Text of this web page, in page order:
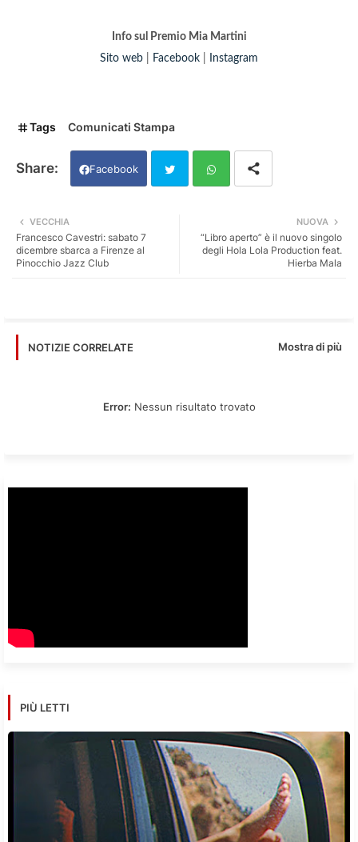
Info sul Premio Mia Martini
Sito web
Facebook Instagram
Tags Comunicati Stampa
Facebook
ats
NUOVA
“Libro aperto” è il nuovo singolo
degli Hola Lola Production feat.
Hierba Mala
VECCHIA
Francesco Cavestri: sabato 7
dicembre sbarca a Firenze al
Pinocchio Jazz Club
NOTIZIE CORRELATE Mostra di più
Error: Nessun risultato trovato
PIÙ LETTI